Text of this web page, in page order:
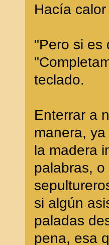
Hacía
"Pero si es
teclado.
Enterrar a
manera,
la madera
palabras,
si algún
paladas
pena, esa